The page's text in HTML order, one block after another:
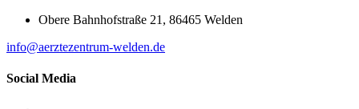
Obere Bahnhofstraße 21, 86465 Welden
info@aerztezentrum-welden.de
Social Media